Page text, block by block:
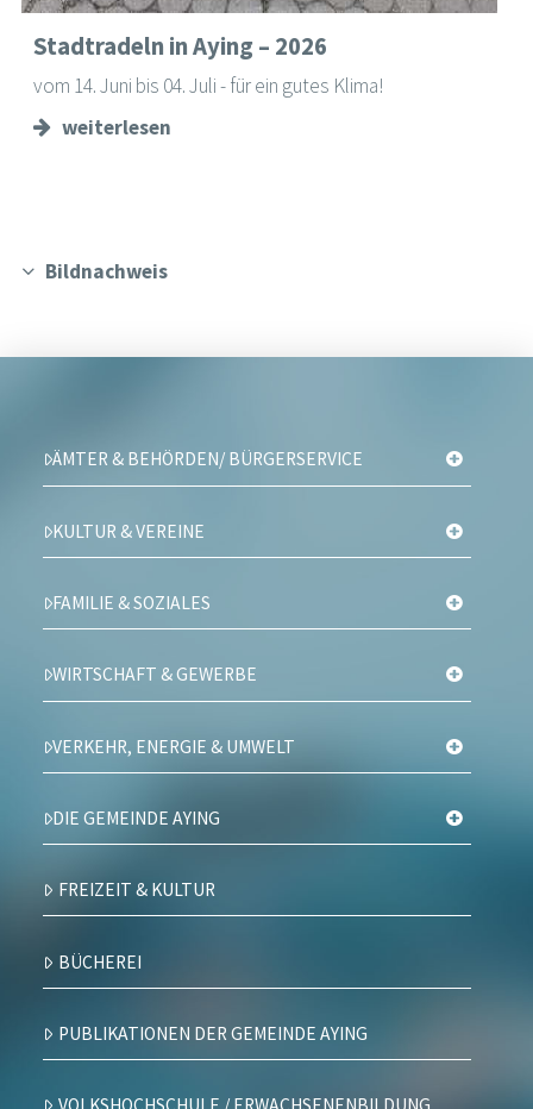
Stadtradeln in Aying – 2026
vom 14. Juni bis 04. Juli - für ein gutes Klima!
weiterlesen
Bildnachweis
ÄMTER & BEHÖRDEN/ BÜRGERSERVICE
KULTUR & VEREINE
FAMILIE & SOZIALES
WIRTSCHAFT & GEWERBE
VERKEHR, ENERGIE & UMWELT
DIE GEMEINDE AYING
FREIZEIT & KULTUR
BÜCHEREI
PUBLIKATIONEN DER GEMEINDE AYING